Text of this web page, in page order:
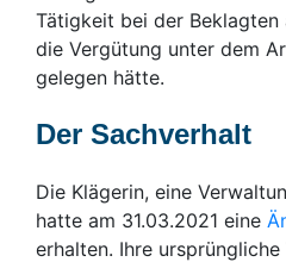
Tätigkeit bei der Beklagten
die Vergütung unter dem
gelegen hätte.
Der Sachverhalt
Die Klägerin, eine
hatte am 31.03.2021 eine
erhalten. Ihre